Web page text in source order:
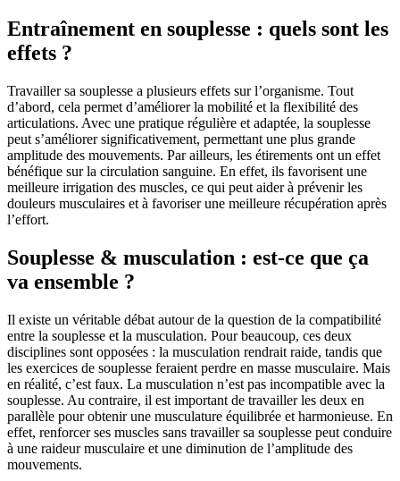
Entraînement en souplesse : quels sont les
effets ?
Travailler sa souplesse a plusieurs effets sur l’organisme. Tout
d’abord, cela permet d’améliorer la mobilité et la flexibilité des
articulations. Avec une pratique régulière et adaptée, la souplesse
peut s’améliorer significativement, permettant une plus grande
amplitude des mouvements. Par ailleurs, les étirements ont un effet
bénéfique sur la circulation sanguine. En effet, ils favorisent une
meilleure irrigation des muscles, ce qui peut aider à prévenir les
douleurs musculaires et à favoriser une meilleure récupération après
l’effort.
Souplesse & musculation : est-ce que ça
va ensemble ?
Il existe un véritable débat autour de la question de la compatibilité
entre la souplesse et la musculation. Pour beaucoup, ces deux
disciplines sont opposées : la musculation rendrait raide, tandis que
les exercices de souplesse feraient perdre en masse musculaire. Mais
en réalité, c’est faux. La musculation n’est pas incompatible avec la
souplesse. Au contraire, il est important de travailler les deux en
parallèle pour obtenir une musculature équilibrée et harmonieuse. En
effet, renforcer ses muscles sans travailler sa souplesse peut conduire
à une raideur musculaire et une diminution de l’amplitude des
mouvements.